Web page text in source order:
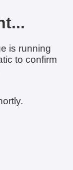
is running
to confirm